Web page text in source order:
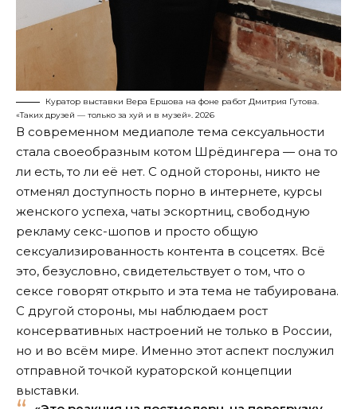
Куратор выставки Вера Ершова на фоне работ Дмитрия Гутова.
«Таких друзей — только за хуй и в музей». 2026
В современном медиаполе тема сексуальности
стала своеобразным котом Шрёдингера — она то
ли есть, то ли её нет. С одной стороны, никто не
отменял доступность порно в интернете, курсы
женского успеха, чаты эскортниц, свободную
рекламу секс-шопов и просто общую
сексуализированность контента в соцсетях. Всё
это, безусловно, свидетельствует о том, что о
сексе говорят открыто и эта тема не табуирована.
С другой стороны, мы наблюдаем рост
консервативных настроений не только в России,
но и во всём мире. Именно этот аспект послужил
отправной точкой кураторской концепции
выставки.